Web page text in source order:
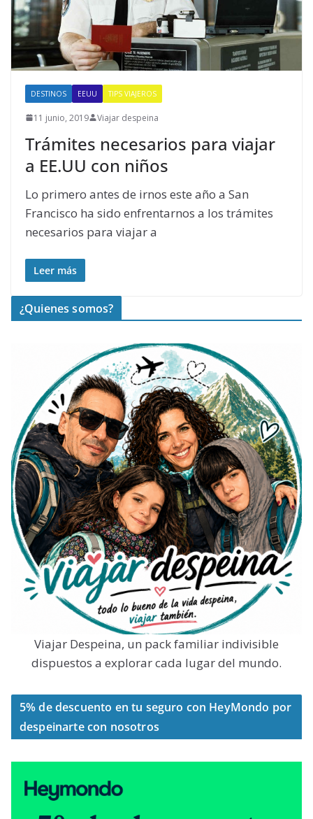
DESTINOS EEUU TIPS VIAJEROS
11 junio, 2019 Viajar despeina
Trámites necesarios para viajar
a EE.UU con niños
Lo primero antes de irnos este año a San
Francisco ha sido enfrentarnos a los trámites
necesarios para viajar a
Leer más
¿Quienes somos?
Viajar Despeina, un pack familiar indivisible
dispuestos a explorar cada lugar del mundo.
5% de descuento en tu seguro con HeyMondo por
despeinarte con nosotros